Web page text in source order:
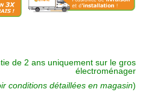
de 2 ans uniquement sur le gros
électroménager
conditions détaillées en magasin)